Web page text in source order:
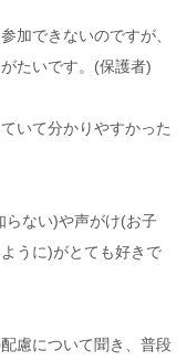
加できないのですが、
たいです。(保護者)
いて分かりやすかった
らない)や声がけ(お子
うに)がとても好きで
慮について聞き、普段